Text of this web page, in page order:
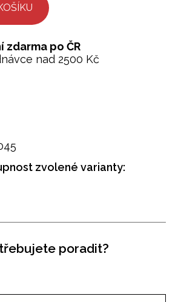
zdarma po ČR
nad 2500 Kč
zvolené varianty:
poradit?